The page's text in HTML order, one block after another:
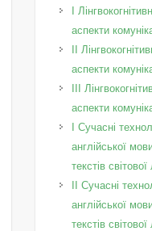
I
аспекти
IІ
аспекти
IІI
аспекти
I Cучасні
англійської
текстів
II Cучасні
англійської
текстів